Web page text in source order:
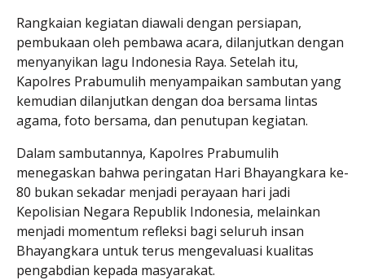
Rangkaian kegiatan diawali dengan persiapan,
pembukaan oleh pembawa acara, dilanjutkan dengan
menyanyikan lagu Indonesia Raya. Setelah itu,
Kapolres Prabumulih menyampaikan sambutan yang
kemudian dilanjutkan dengan doa bersama lintas
agama, foto bersama, dan penutupan kegiatan.
Dalam sambutannya, Kapolres Prabumulih
menegaskan bahwa peringatan Hari Bhayangkara ke-
80 bukan sekadar menjadi perayaan hari jadi
Kepolisian Negara Republik Indonesia, melainkan
menjadi momentum refleksi bagi seluruh insan
Bhayangkara untuk terus mengevaluasi kualitas
pengabdian kepada masyarakat.